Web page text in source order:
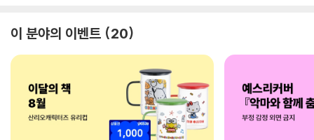
이 분야의 이벤트 20